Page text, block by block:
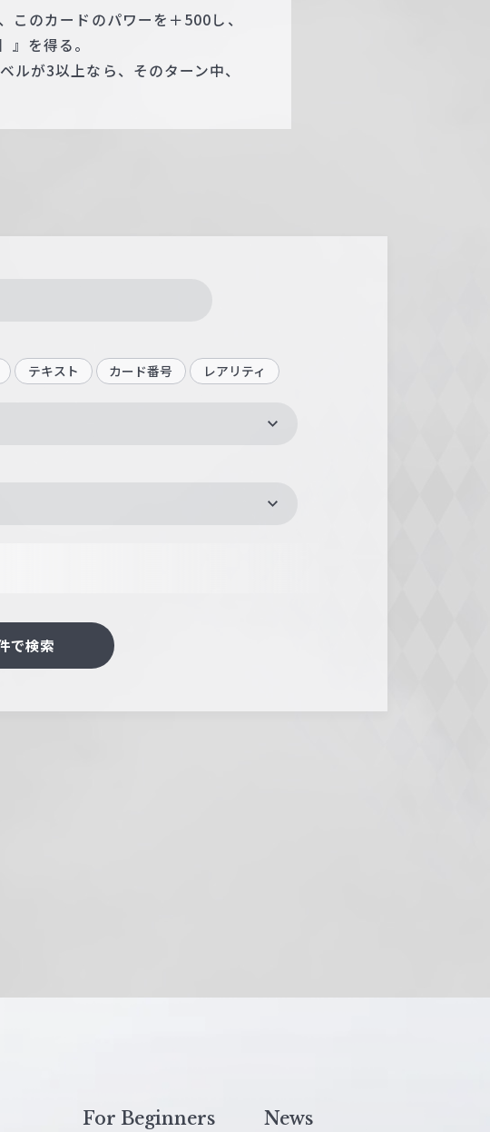
このカードのパワーを＋500し、
を得る。
ルが3以上なら、そのターン中、
テキスト カード番号 レアリティ
で検索
For Beginners News